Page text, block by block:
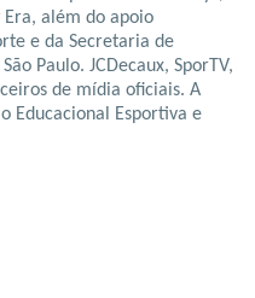
Era, além do apoio
e da Secretaria de
Paulo. JCDecaux, SporTV,
de mídia oficiais. A
Educacional Esportiva e